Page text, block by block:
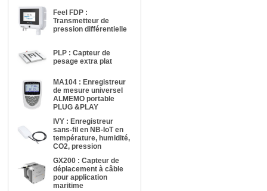
Feel FDP :
Transmetteur de
pression différentielle
PLP : Capteur de
pesage extra plat
MA104 : Enregistreur
de mesure universel
ALMEMO portable
PLUG &PLAY
IVY : Enregistreur
sans-fil en NB-IoT en
température, humidité,
CO2, pression
GX200 : Capteur de
déplacement à câble
pour application
maritime